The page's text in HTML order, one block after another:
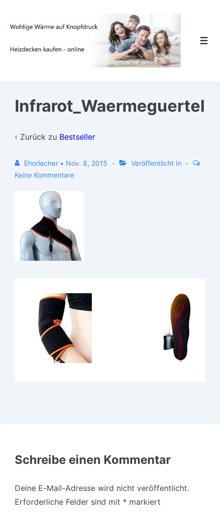
Infrarot_Waermeguertel
‹ Zurück zu Bestseller
Ehorlacher • Nov. 8, 2015
Veröffentlicht In
Keine Kommentare
Schreibe einen Kommentar
Deine E-Mail-Adresse wird nicht veröffentlicht.
Erforderliche Felder sind mit * markiert